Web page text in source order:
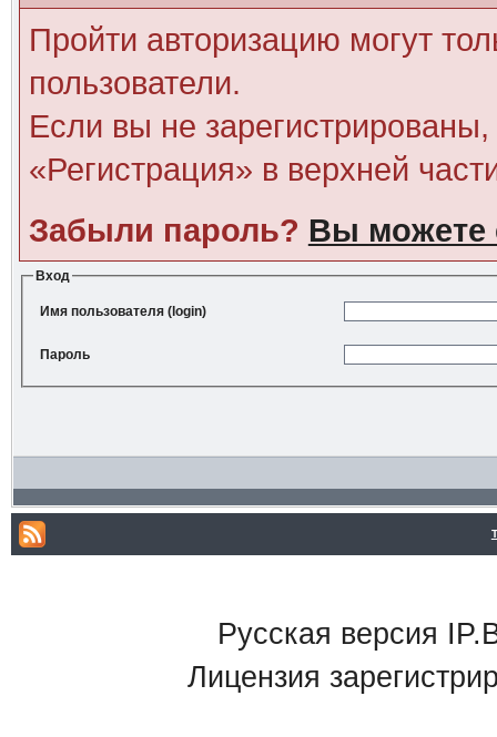
Пройти авторизацию могут
пользователи.
Если вы не
«Регистрация» в верхней
Забыли пароль? Вы можете
Вход
Имя пользователя (login)
Пароль
Русская версия
Лицензия